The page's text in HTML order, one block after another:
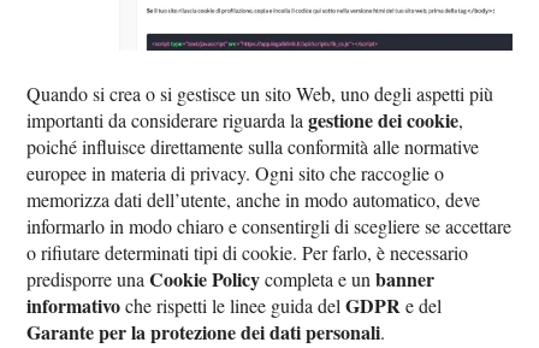
Quando si crea o si gestisce un sito Web, uno degli aspetti più
importanti da considerare riguarda lagestione dei cookie,
poiché influisce direttamente sulla conformità alle normative
europee in materia di privacy. Ogni sito che raccoglie o
memorizza dati dell’utente, anche in modo automatico, deve
informarlo in modo chiaro e consentirgli di scegliere se accettare
o rifiutare determinati tipi di cookie. Per farlo, è necessario
predisporre unaCookie Policycompleta e unbanner
informativoche rispetti le linee guida delGDPRe del
Garante per la protezione dei dati personali.